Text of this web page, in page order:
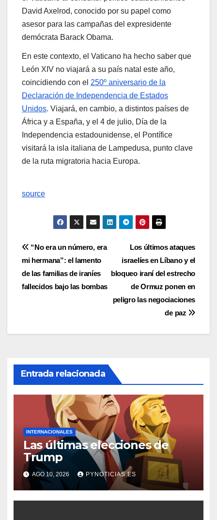
David Axelrod, conocido por su papel como
asesor para las campañas del expresidente
demócrata Barack Obama.
En este contexto, el Vaticano ha hecho saber que
León XIV no viajará a su país natal este año,
coincidiendo con el 250º aniversario de la
Declaración de Independencia de Estados
Unidos. Viajará, en cambio, a distintos países de
África y a España, y el 4 de julio, Día de la
Independencia estadounidense, el Pontífice
visitará la isla italiana de Lampedusa, punto clave
de la ruta migratoria hacia Europa.
source
Navegación
de
entradas
Los últimos ataques
israelíes en Líbano y el
bloqueo iraní del estrecho
de Ormuz ponen en
peligro las negociaciones
de paz
“No era un número, era
mi hermana”: el lamento
de las familias de iraníes
fallecidos bajo las bombas
Entrada relacionada
INTERNACIONALES
Las últimas elecciones de
Trump
AGO 10, 2026 PYNOTICIAS.ES